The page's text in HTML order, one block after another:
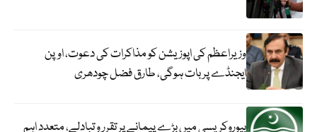
وزیراعظم کی اپوزیشن کو مذاکرات کی دعوت، اوپن
ایجنڈے پر بات ہوگی، طارق فضل چودھری
بیوروکریسی میں بڑے پیمانے پر تقرر و تبادلے، متعدد اہم